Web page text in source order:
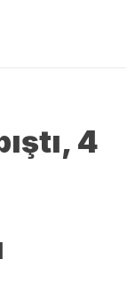
4